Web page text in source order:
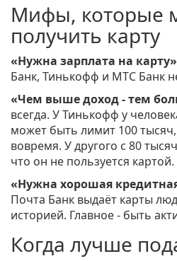
Мифы, которые
получить карту
«Нужна зарплата на карту»
Банк, Тинькофф и МТС Банк
«Чем выше доход - тем
всегда. У Тинькофф у
может быть лимит 100
вовремя. У другого с 80
что он не пользуется картой.
«Нужна хорошая
Почта Банк выдаёт карты
историей. Главное - быть
Когда лучше